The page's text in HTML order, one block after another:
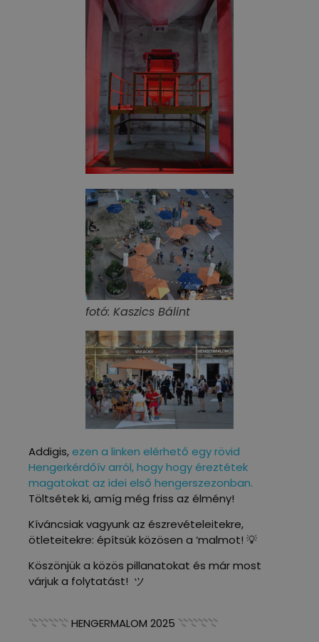
fotó: Kaszics Bálint
Addigis,ezen a linken elérhető egy rövid
Hengerkérdőív arról, hogy hogy éreztétek
magatokat az idei első hengerszezonban.
Töltsétek ki, amíg még friss az élmény!
Kíváncsiak vagyunk az észrevételeitekre,
ötleteitekre: építsük közösen a ‘malmot! 💡
Köszönjük a közös pillanatokat és már most
várjuk a folytatást! ツ
𓇢𓇢𓇢𓇢 HENGERMALOM 2025 𓇢𓇢𓇢𓇢